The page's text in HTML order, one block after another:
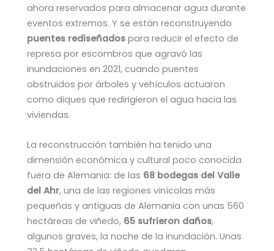
ahora reservados para almacenar agua durante
eventos extremos. Y se están reconstruyendo
puentes rediseñados para reducir el efecto de
represa por escombros que agravó las
inundaciones en 2021, cuando puentes
obstruidos por árboles y vehículos actuaron
como diques que redirigieron el agua hacia las
viviendas.
La reconstrucción también ha tenido una
dimensión económica y cultural poco conocida
fuera de Alemania: de las 68 bodegas del Valle
del Ahr, una de las regiones vinícolas más
pequeñas y antiguas de Alemania con unas 560
hectáreas de viñedo, 65 sufrieron daños,
algunos graves, la noche de la inundación. Unas